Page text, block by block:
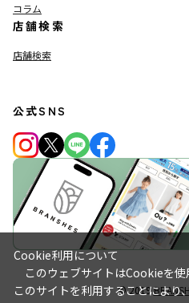
コラム
店舗検索
店舗検索
公式SNS
© 2019
Cookie利用について
このウェブサイトはCookieを使
このサイトを利用することにより